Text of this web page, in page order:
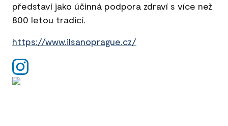
představí jako účinná podpora zdraví s více než
800 letou tradicí.
https://www.ilsanoprague.cz/